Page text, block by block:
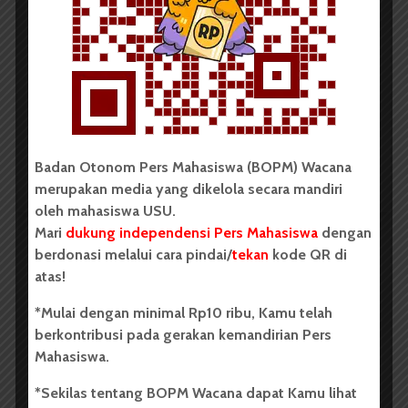
Tim Mahasiswa USU Raih Juara I
Vokal Grup Pada PEKSIMIDA 2026
Dark Mode | Moda Gelap
Oleh: Cyntia Lorena Br Tarigan USU, wacana.org –
Tim mahasiswa Universitas Sumatera Utara...
Redaksi 2 menit waktu baca
BPDP Sosialisasikan Lomba Riset
Mahasiswa 2026, Dorong Inovasi
Penelitian dalam Sektor
Perkebunan
Badan Otonom Pers Mahasiswa (BOPM) Wacana
merupakan media yang dikelola secara mandiri
oleh mahasiswa USU.
Mari dukung independensi Pers Mahasiswa dengan
berdonasi melalui cara pindai/tekan kode QR di
atas!
*Mulai dengan minimal Rp10 ribu, Kamu telah
berkontribusi pada gerakan kemandirian Pers
Mahasiswa.
*Sekilas tentang BOPM Wacana dapat Kamu lihat